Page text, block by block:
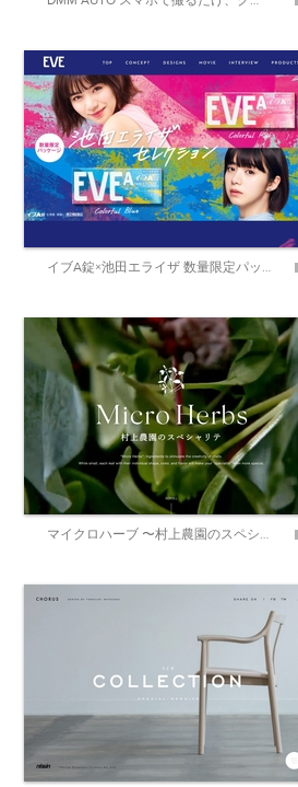
イブA錠×池田エライザ 数量限定パッケージ｜EVE（イブ）【エスエス製薬】
マイクロハーブ 〜村上農園のスペシャリテ〜